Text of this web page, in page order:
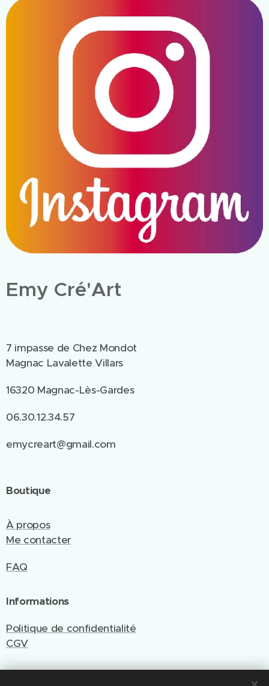
Emy Cré'Art
7 impasse de Chez Mondot
Magnac Lavalette Villars
16320 Magnac-Lès-Gardes
06.30.12.34.57
emycreart@gmail.com
Boutique
À propos
Me contacter
FAQ
Informations
Politique de confidentialité
CGV